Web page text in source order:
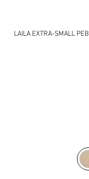
LAILA EXTRA-SMALL
مختار